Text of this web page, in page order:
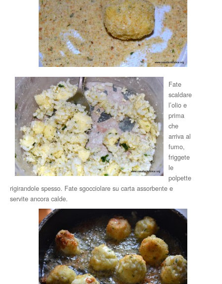
Fate
scaldare
l’olio e
prima
che
arriva al
fumo,
friggete
le
polpette
rigirandole spesso. Fate sgocciolare su carta assorbente e
servite ancora calde.